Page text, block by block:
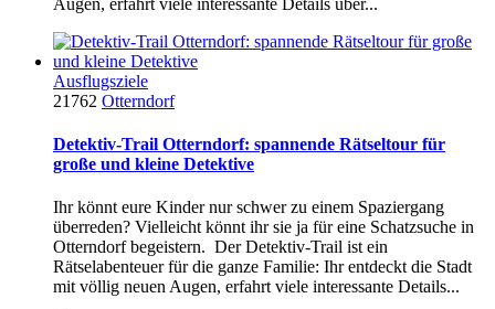
Ausflugsziele
21762 Otterndorf
Detektiv-Trail Otterndorf: spannende Rätseltour für
große und kleine Detektive
Ihr könnt eure Kinder nur schwer zu einem Spaziergang
überreden? Vielleicht könnt ihr sie ja für eine Schatzsuche in
Otterndorf begeistern. Der Detektiv-Trail ist ein
Rätselabenteuer für die ganze Familie: Ihr entdeckt die Stadt
mit völlig neuen Augen, erfahrt viele interessante Details...